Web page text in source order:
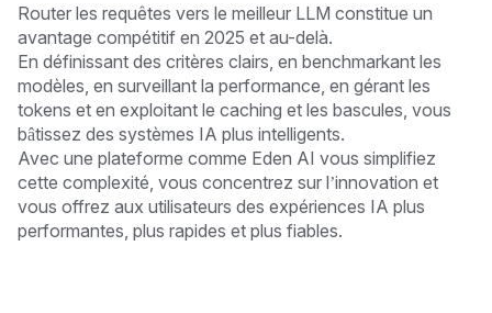
Router les requêtes vers le meilleur LLM constitue un
avantage compétitif en 2025 et au-delà.
En définissant des critères clairs, en benchmarkant les
modèles, en surveillant la performance, en gérant les
tokens et en exploitant le caching et les bascules, vous
bâtissez des systèmes IA plus intelligents.
Avec une plateforme comme Eden AI vous simplifiez
cette complexité, vous concentrez sur l’innovation et
vous offrez aux utilisateurs des expériences IA plus
performantes, plus rapides et plus fiables.